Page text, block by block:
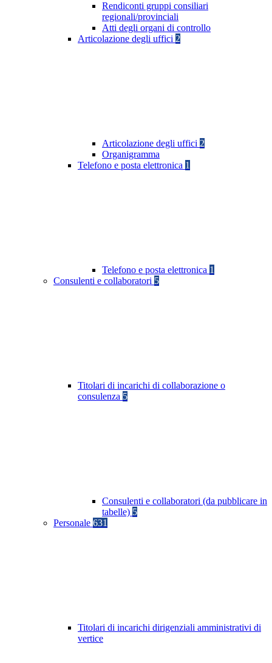
Rendiconti gruppi consiliari
regionali/provinciali
Atti degli organi di controllo
Articolazione degli uffici 2
Articolazione degli uffici 2
Organigramma
Telefono e posta elettronica 1
Telefono e posta elettronica 1
Consulenti e collaboratori 5
Titolari di incarichi di collaborazione o
consulenza 5
Consulenti e collaboratori (da pubblicare in
tabelle) 5
Personale 631
Titolari di incarichi dirigenziali amministrativi di
vertice